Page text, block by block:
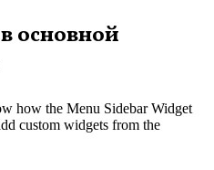
основной
how the Menu Sidebar Widget
custom widgets from the